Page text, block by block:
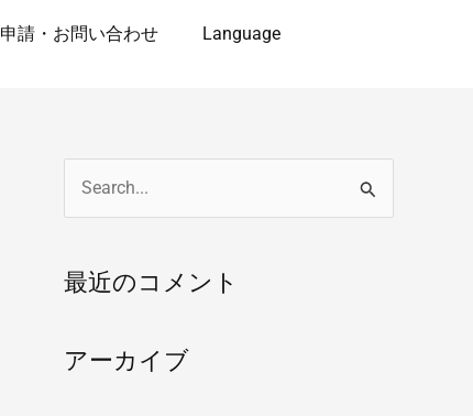
申請・お問い合わせ Language
象
最近のコメント
アーカイブ